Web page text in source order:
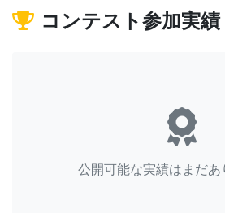
コンテスト参加実績
公開可能な実績はまだあ